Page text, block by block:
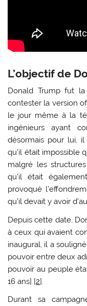
L’objectif de
Donald Trump fut
contester la version
le jour même à la
ingénieurs ayant
désormais pour lui,
qu’il était impossible
malgré les
qu’il était
provoqué
qu’il devait y avoir
Depuis cette date,
à ceux qui avaient
inaugural, il a souligné
pouvoir entre deux
pouvoir au peuple
16 ans] [2].
Durant sa